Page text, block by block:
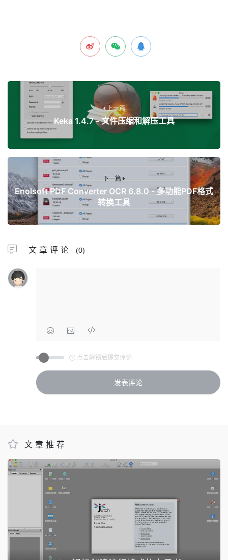
上一篇
Keka 1.4.7 - 文件压缩和解压工具
下一篇
Enolsoft PDF Converter OCR 6.8.0 - 多功能PDF格式
转换工具
文章评论 (0)
点击解锁后提交评论
文章推荐